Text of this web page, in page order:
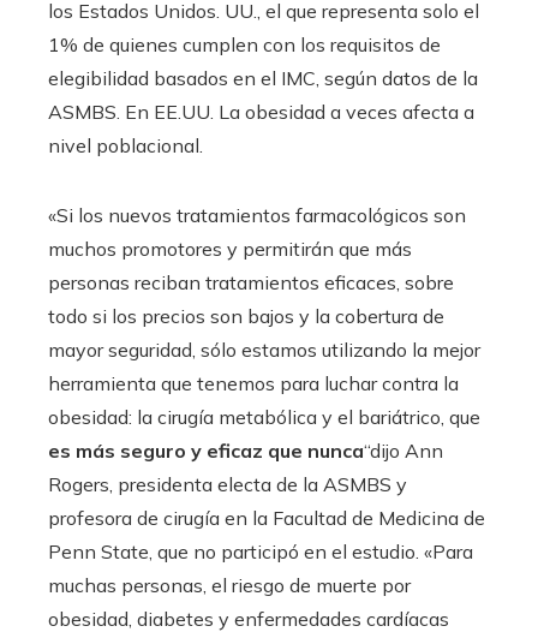
los Estados Unidos. UU., el que representa solo el
1% de quienes cumplen con los requisitos de
elegibilidad basados ​​en el IMC, según datos de la
ASMBS. En EE.UU. La obesidad a veces afecta a
nivel poblacional.
«Si los nuevos tratamientos farmacológicos son
muchos promotores y permitirán que más
personas reciban tratamientos eficaces, sobre
todo si los precios son bajos y la cobertura de
mayor seguridad, sólo estamos utilizando la mejor
herramienta que tenemos para luchar contra la
obesidad: la cirugía metabólica y el bariátrico, que
es más seguro y eficaz que nunca“dijo Ann
Rogers, presidenta electa de la ASMBS y
profesora de cirugía en la Facultad de Medicina de
Penn State, que no participó en el estudio. «Para
muchas personas, el riesgo de muerte por
obesidad, diabetes y enfermedades cardíacas